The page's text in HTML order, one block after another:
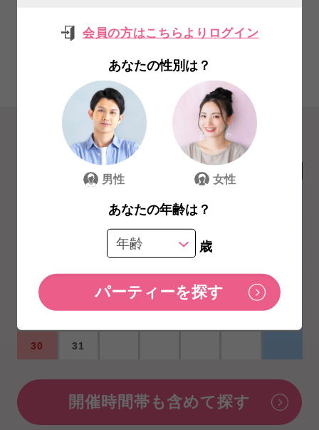
日付から 探す
2026年 8月
木
4 5
11 12 13
16 19 20 22
30 31
開催時間帯も含めて探す
会員の方はこちらよりログイン
あなたの性別は？
男性 女性
あなたの年齢は？
歳